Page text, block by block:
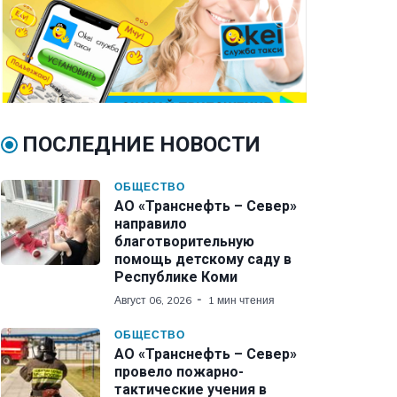
ПОСЛЕДНИЕ НОВОСТИ
ОБЩЕСТВО
АО «Транснефть – Север»
направило
благотворительную
помощь детскому саду в
Республике Коми
Август 06, 2026 1 мин чтения
ОБЩЕСТВО
АО «Транснефть – Север»
провело пожарно-
тактические учения в